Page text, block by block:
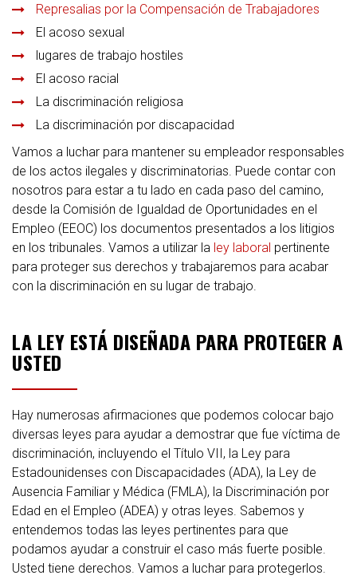
Represalias por la Compensación de Trabajadores
El acoso sexual
lugares de trabajo hostiles
El acoso racial
La discriminación religiosa
La discriminación por discapacidad
Vamos a luchar para mantener su empleador responsables
de los actos ilegales y discriminatorias. Puede contar con
nosotros para estar a tu lado en cada paso del camino,
desde la Comisión de Igualdad de Oportunidades en el
Empleo (EEOC) los documentos presentados a los litigios
en los tribunales. Vamos a utilizar la ley laboral pertinente
para proteger sus derechos y trabajaremos para acabar
con la discriminación en su lugar de trabajo.
LA LEY ESTÁ DISEÑADA PARA PROTEGER A
USTED
Hay numerosas afirmaciones que podemos colocar bajo
diversas leyes para ayudar a demostrar que fue víctima de
discriminación, incluyendo el Título VII, la Ley para
Estadounidenses con Discapacidades (ADA), la Ley de
Ausencia Familiar y Médica (FMLA), la Discriminación por
Edad en el Empleo (ADEA) y otras leyes. Sabemos y
entendemos todas las leyes pertinentes para que
podamos ayudar a construir el caso más fuerte posible.
Usted tiene derechos. Vamos a luchar para protegerlos.